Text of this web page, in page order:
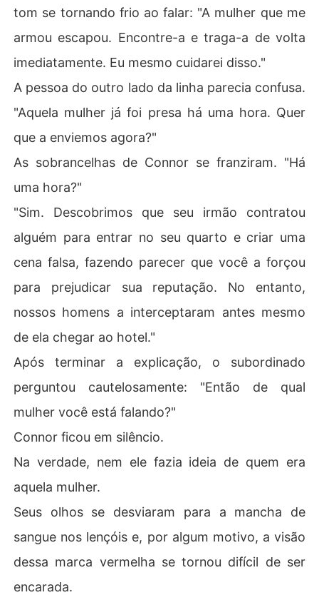
tom se tornando frio ao falar: "A mulher que me
armou escapou. Encontre-a e traga-a de volta
imediatamente. Eu mesmo cuidarei disso."
A pessoa do outro lado da linha parecia confusa.
"Aquela mulher já foi presa há uma hora. Quer
que a enviemos agora?"
As sobrancelhas de Connor se franziram. "Há
uma hora?"
"Sim. Descobrimos que seu irmão contratou
alguém para entrar no seu quarto e criar uma
cena falsa, fazendo parecer que você a forçou
para prejudicar sua reputação. No entanto,
nossos homens a interceptaram antes mesmo
de ela chegar ao hotel."
Após terminar a explicação, o subordinado
perguntou cautelosamente: "Então de qual
mulher você está falando?"
Connor ficou em silêncio.
Na verdade, nem ele fazia ideia de quem era
aquela mulher.
Seus olhos se desviaram para a mancha de
sangue nos lençóis e, por algum motivo, a visão
dessa marca vermelha se tornou difícil de ser
encarada.